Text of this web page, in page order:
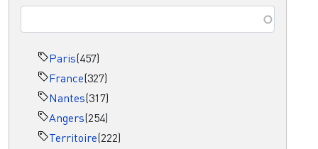
Paris(457)
France(327)
Nantes(317)
Angers(254)
Territoire(222)